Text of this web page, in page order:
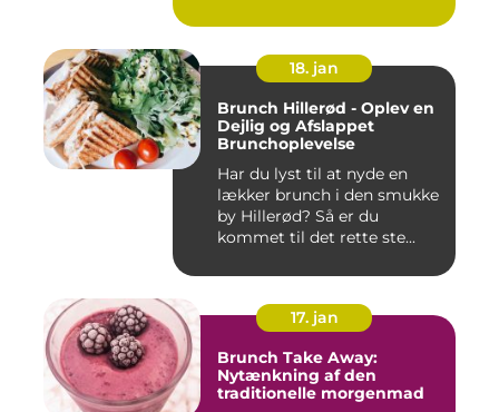
18. jan
Brunch Hillerød - Oplev en
Dejlig og Afslappet
Brunchoplevelse
Har du lyst til at nyde en
lækker brunch i den smukke
by Hillerød? Så er du
kommet til det rette ste...
17. jan
Brunch Take Away:
Nytænkning af den
traditionelle morgenmad